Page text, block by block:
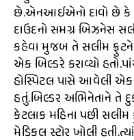
છે.એનઆઈએનો દાવો છે કે
દાઉદનો સમગ્ર બિઝનેસ
કહેવા મુજબ તે સલીમ
એક બિલ્ડરે કરાવ્યો
હોસ્પિટલ પાસે આવેલી એક
હતું.બિલ્ડર અભિનેતાને તે
કેટલાક મહિના પછી
મેડિકલ સ્ટોર ખોલી